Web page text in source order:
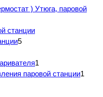
) Утюга, паровой
станции
5
1
паровой станции1